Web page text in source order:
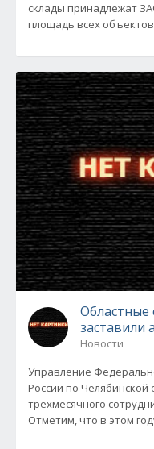
склады принадлежат
площадь всех объектов
Областные
заставили
Новости
Управление
России по Челябинской
трехмесячного
Отметим, что в этом